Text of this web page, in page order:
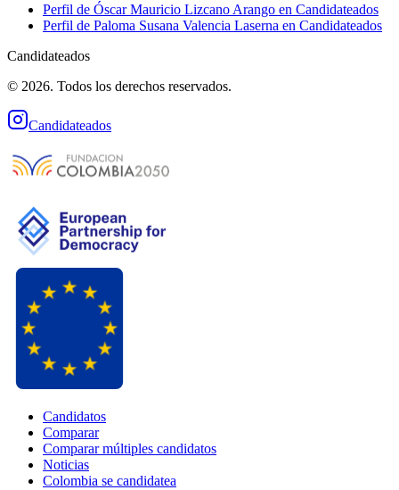
Perfil de Óscar Mauricio Lizcano Arango en Candidateados
Perfil de Paloma Susana Valencia Laserna en Candidateados
Candidateados
© 2026. Todos los derechos reservados.
Candidateados
Candidatos
Comparar
Comparar múltiples candidatos
Noticias
Colombia se candidatea